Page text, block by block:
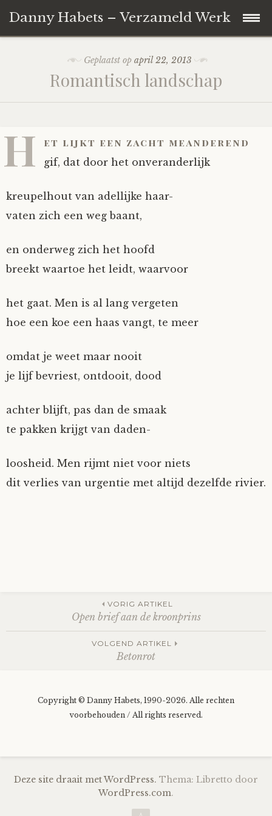
Danny Habets – Verzameld Werk
Over de dichterGeplaatst opapril 22, 2013
Romantisch landschap
H et lijkt een zacht meanderend
gif, dat door het onveranderlijk
kreupelhout van adellijke haar-
vaten zich een weg baant,
en onderweg zich het hoofd
breekt waartoe het leidt, waarvoor
het gaat. Men is al lang vergeten
hoe een koe een haas vangt, te meer
omdat je weet maar nooit
je lijf bevriest, ontdooit, dood
achter blijft, pas dan de smaak
te pakken krijgt van daden-
loosheid. Men rijmt niet voor niets
dit verlies van urgentie met altijd dezelfde rivier.
Berichtnavigatie
VORIG ARTIKEL
Open brief aan de kroonprins
VOLGEND ARTIKEL
Betonrot
Copyright © Danny Habets, 1990-2026. Alle rechten
voorbehouden / All rights reserved.
Deze site draait met WordPress. Thema: Libretto door
WordPress.com.